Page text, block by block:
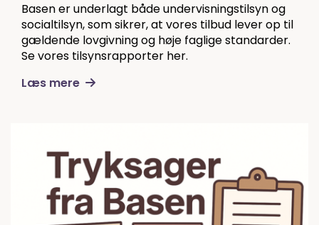
Basen er underlagt både undervisningstilsyn og
socialtilsyn, som sikrer, at vores tilbud lever op til
gældende lovgivning og høje faglige standarder.
Se vores tilsynsrapporter her.
Læs mere